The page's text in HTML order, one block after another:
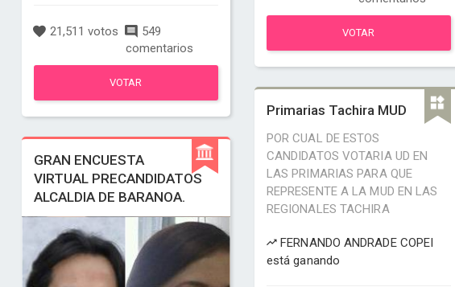
21,511 votos
549
comentarios
VOTAR
GRAN ENCUESTA
VIRTUAL PRECANDIDATOS
ALCALDIA DE BARANOA.
VOTAR
Primarias Tachira MUD
POR CUAL DE ESTOS
CANDIDATOS VOTARIA UD EN
LAS PRIMARIAS PARA QUE
REPRESENTE A LA MUD EN LAS
REGIONALES TACHIRA
FERNANDO ANDRADE COPEI
está ganando